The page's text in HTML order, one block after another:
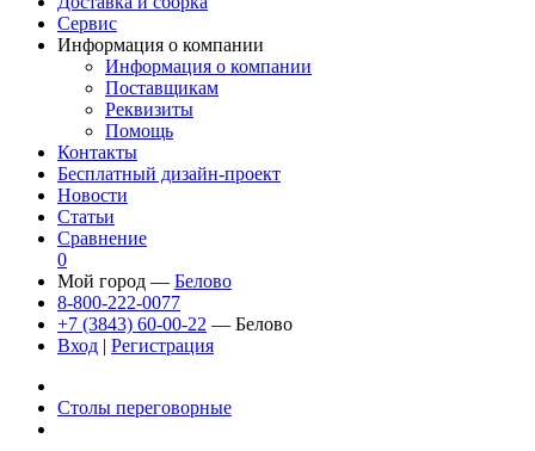
Сервис
Информация о компании
Информация о компании
Поставщикам
Реквизиты
Помощь
Контакты
Бесплатный дизайн-проект
Новости
Статьи
Сравнение
0
Мой город — Белово
8-800-222-0077
+7 (3843) 60-00-22 — Белово
Вход | Регистрация
Столы переговорные